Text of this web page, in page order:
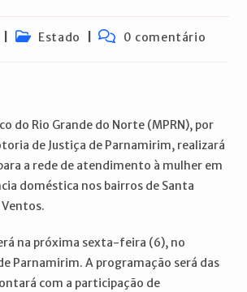
Categoria
Estado
Comentários
0 comentário
do Rio Grande do Norte (MPRN), por
de Justiça de Parnamirim, realizará
a rede de atendimento à mulher em
doméstica nos bairros de Santa
Ventos.
na próxima sexta-feira (6), no
Parnamirim. A programação será das
com a participação de